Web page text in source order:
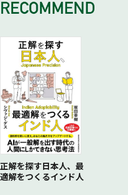
14 その他の相手科目（損益計
9 Excelで青色申告決算書を作
6 STEP2 所得控除額を計算
7 STEP2 所得控除額を計算
8 STEP2 所得控除額を計算
9 STEP2 所得控除額を計算
ておこう
10 STEP3 所得税を計算する
11 住民税・事業税の基本を
みよう
8 確定申告書を作成しよう②
9 確定申告書を作成しよう③
10 確定申告書を作成しよう
11 確定申告書を作成しよ
12 確定申告書を作成しよう⑥
13 確定申告書を作成しよう
14 確定申告書を作成しよう
15 確定申告書を作成しよう
16 確定申告書を作成しよう⑩
う
正解を探す日本人、最
適解をつくるインド人